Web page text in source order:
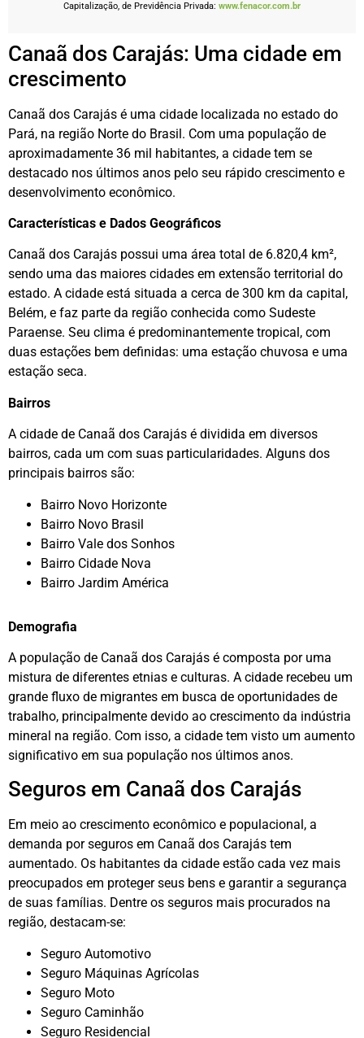
Capitalização, de Previdência Privada: www.fenacor.com.br
Canaã dos Carajás: Uma cidade em
crescimento
Canaã dos Carajás é uma cidade localizada no estado do
Pará, na região Norte do Brasil. Com uma população de
aproximadamente 36 mil habitantes, a cidade tem se
destacado nos últimos anos pelo seu rápido crescimento e
desenvolvimento econômico.
Características e Dados Geográficos
Canaã dos Carajás possui uma área total de 6.820,4 km²,
sendo uma das maiores cidades em extensão territorial do
estado. A cidade está situada a cerca de 300 km da capital,
Belém, e faz parte da região conhecida como Sudeste
Paraense. Seu clima é predominantemente tropical, com
duas estações bem definidas: uma estação chuvosa e uma
estação seca.
Bairros
A cidade de Canaã dos Carajás é dividida em diversos
bairros, cada um com suas particularidades. Alguns dos
principais bairros são:
Bairro Novo Horizonte
Bairro Novo Brasil
Bairro Vale dos Sonhos
Bairro Cidade Nova
Bairro Jardim América
Demografia
A população de Canaã dos Carajás é composta por uma
mistura de diferentes etnias e culturas. A cidade recebeu um
grande fluxo de migrantes em busca de oportunidades de
trabalho, principalmente devido ao crescimento da indústria
mineral na região. Com isso, a cidade tem visto um aumento
significativo em sua população nos últimos anos.
Seguros em Canaã dos Carajás
Em meio ao crescimento econômico e populacional, a
demanda por seguros em Canaã dos Carajás tem
aumentado. Os habitantes da cidade estão cada vez mais
preocupados em proteger seus bens e garantir a segurança
de suas famílias. Dentre os seguros mais procurados na
região, destacam-se:
Seguro Automotivo
Seguro Máquinas Agrícolas
Seguro Moto
Seguro Caminhão
Seguro Residencial